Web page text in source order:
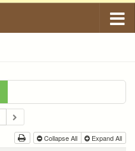
Collapse All Expand All